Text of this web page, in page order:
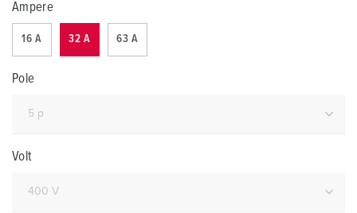
Ampere
16 A 32 A 63 A
Pole
Volt